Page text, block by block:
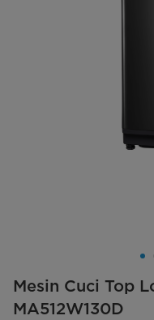
Mesin Cuci Top
MA512W130D